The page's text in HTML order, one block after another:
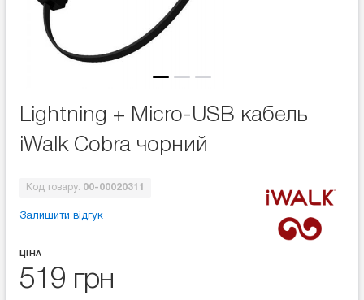
Lightning + Micro-USB кабель
iWalk Cobra чорний
Код товару: 00-00020311
Залишити відгук
ЦІНА
519 грн